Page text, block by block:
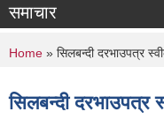
समाचार
You are here
Home » सिलबन्दी दरभाउपत्र
सिलबन्दी